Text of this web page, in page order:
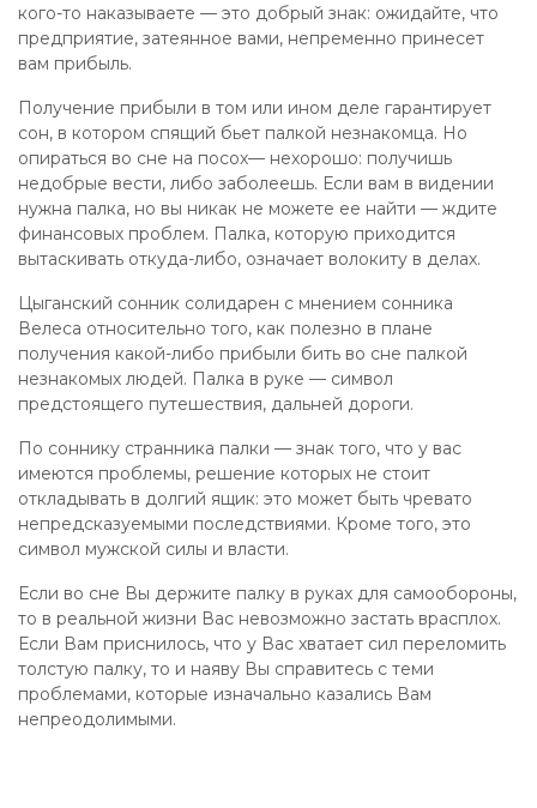
кого-то наказываете — это добрый знак: ожидайте, что
предприятие, затеянное вами, непременно принесет
вам прибыль.
Получение прибыли в том или ином деле гарантирует
сон, в котором спящий бьет палкой незнакомца. Но
опираться во сне на посох— нехорошо: получишь
недобрые вести, либо заболеешь. Если вам в видении
нужна палка, но вы никак не можете ее найти — ждите
финансовых проблем. Палка, которую приходится
вытаскивать откуда-либо, означает волокиту в делах.
Цыганский сонник солидарен с мнением сонника
Велеса относительно того, как полезно в плане
получения какой-либо прибыли бить во сне палкой
незнакомых людей. Палка в руке — символ
предстоящего путешествия, дальней дороги.
По соннику странника палки — знак того, что у вас
имеются проблемы, решение которых не стоит
откладывать в долгий ящик: это может быть чревато
непредсказуемыми последствиями. Кроме того, это
символ мужской силы и власти.
Если во сне Вы держите палку в руках для самообороны,
то в реальной жизни Вас невозможно застать врасплох.
Если Вам приснилось, что у Вас хватает сил переломить
толстую палку, то и наяву Вы справитесь с теми
проблемами, которые изначально казались Вам
непреодолимыми.